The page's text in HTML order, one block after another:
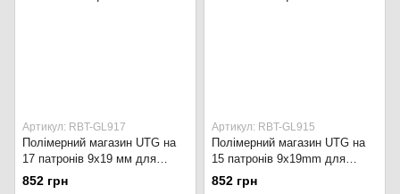
Артикул: RBT-GL917
Полімерний магазин UTG на
17 патронів 9x19 мм для
Glock RBT-GL917 Чорний
852 грн
Артикул: RBT-GL915
Полімерний магазин UTG на
15 патронів 9x19mm для
Glock RBT-GL915 Чорний
852 грн